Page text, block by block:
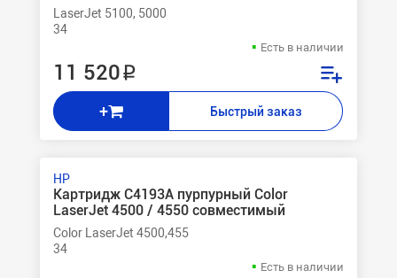
LaserJet 5100, 5000
34
Есть в наличии
11 520 ₽
+ Быстрый заказ
HP
Картридж C4193A пурпурный Color
LaserJet 4500 / 4550 совместимый
Color LaserJet 4500,455
34
Есть в наличии